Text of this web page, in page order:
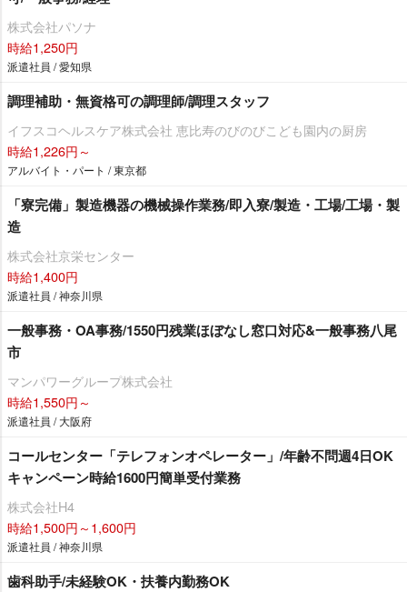
株式会社パソナ
時給1,250円
派遣社員 / 愛知県
調理補助・無資格可の調理師/調理スタッフ
イフスコヘルスケア株式会社 恵比寿のびのびこども園内の厨房
時給1,226円～
アルバイト・パート / 東京都
「寮完備」製造機器の機械操作業務/即入寮/製造・工場/工場・製
造
株式会社京栄センター
時給1,400円
派遣社員 / 神奈川県
一般事務・OA事務/1550円残業ほぼなし窓口対応&一般事務八尾
市
マンパワーグループ株式会社
時給1,550円～
派遣社員 / 大阪府
コールセンター「テレフォンオペレーター」/年齢不問週4日OK
キャンペーン時給1600円簡単受付業務
株式会社H4
時給1,500円～1,600円
派遣社員 / 神奈川県
歯科助手/未経験OK・扶養内勤務OK